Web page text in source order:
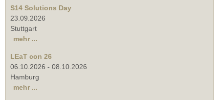
S14 Solutions Day
23.09.2026
Stuttgart
mehr ...
LEaT con 26
06.10.2026 - 08.10.2026
Hamburg
mehr ...